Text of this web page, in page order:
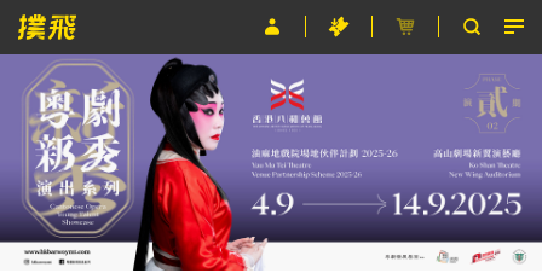
節目
主辦單位
關於撲飛
條款及細則